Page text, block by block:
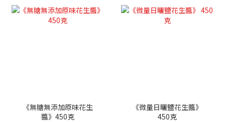
《無糖無添加原味花生
醬》450克
《微量日曬鹽花生醬》
450克